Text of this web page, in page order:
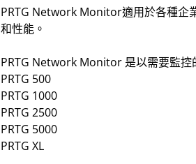
PRTG Network Monitor適用於各種企
和性能。
PRTG Network Monitor 是以需要監
PRTG 500
PRTG 1000
PRTG 2500
PRTG 5000
PRTG XL